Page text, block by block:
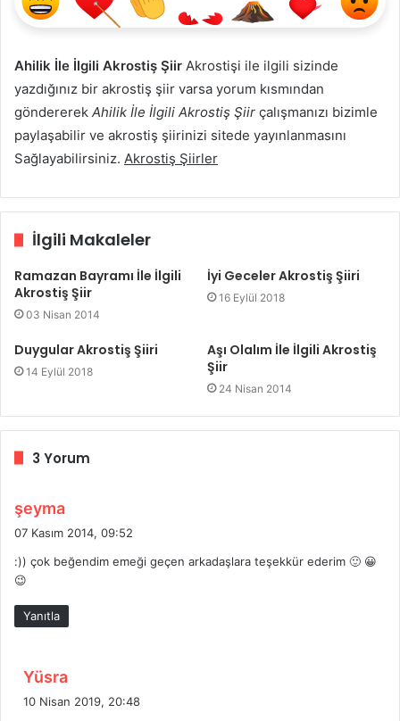
Ahilik İle İlgili Akrostiş Şiir Akrostişi ile ilgili sizinde
yazdığınız bir akrostiş şiir varsa yorum kısmından
göndererek Ahilik İle İlgili Akrostiş Şiir çalışmanızı bizimle
paylaşabilir ve akrostiş şiirinizi sitede yayınlanmasını
Sağlayabilirsiniz. Akrostiş Şiirler
İlgili Makaleler
Ramazan Bayramı İle İlgili
Akrostiş Şiir
03 Nisan 2014
İyi Geceler Akrostiş Şiiri
16 Eylül 2018
Duygular Akrostiş Şiiri
14 Eylül 2018
Aşı Olalım İle İlgili Akrostiş
Şiir
24 Nisan 2014
3 Yorum
şeyma
i
i
:
07 Kasım 2014, 09:52
:)) çok beğendim emeği geçen arkadaşlara teşekkür ederim 🙂 😀
😉
Yanıtla
Yüsra
10 Nisan 2019, 20:48